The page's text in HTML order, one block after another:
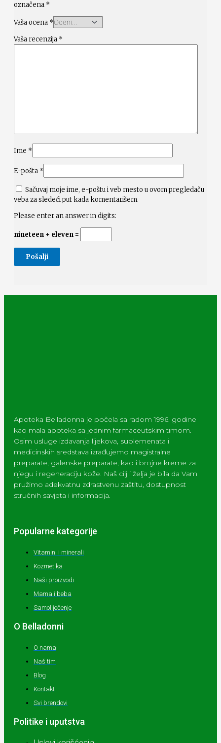
označena *
Vaša ocena *
Vaša recenzija *
Ime *
E-pošta *
Sačuvaj moje ime, e-poštu i veb mesto u ovom pregledaču
veba za sledeći put kada komentarišem.
Please enter an answer in digits:
nineteen + eleven =
Apoteka Belladonna je počela sa radom 1996. godine
kao mala apoteka sa jednim farmaceutskim timom.
Osim usluge izdavanja lijekova, suplemenata i
medicinskih sredstava izrađujemo magistralne
preparate, galenske preparate, kao i brojne kreme za
njegu i regeneraciju kože. Naš cilj i želja je bila da Vam
pružimo adekvatnu zdrastvenu zaštitu, dostupnost
stručnih savjeta i informacija.
Popularne kategorije
Vitamini i minerali
Kozmetika
Naši proizvodi
Mama i beba
Samoliječenje
O Belladonni
O nama
Naš tim
Blog
Kontakt
Svi brendovi
Politike i uputstva